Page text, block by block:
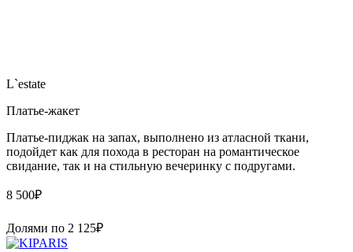
L`estate
Платье-жакет
Платье-пиджак на запах, выполнено из атласной ткани,
подойдет как для похода в ресторан на романтическое
свидание, так и на стильную вечеринку с подругами.
8 500₽
Долями по 2 125₽